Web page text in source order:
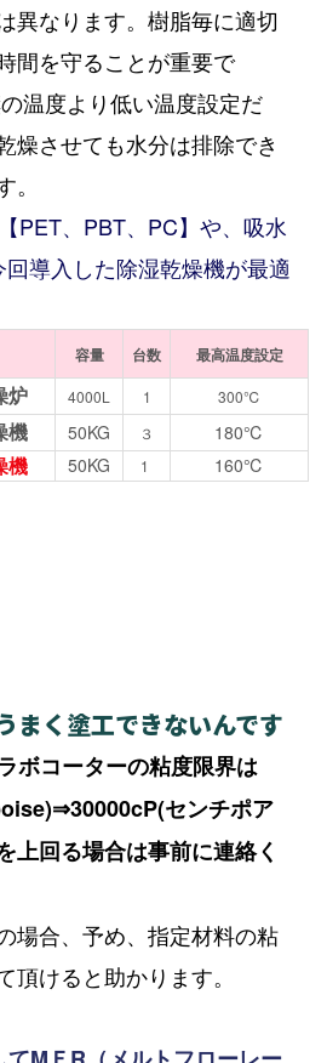
異なります。 樹脂毎に適切
間を守ることが重要で
温度より低い温度設定だ
燥させても水分は排除でき
PET、PBT、PC】や、吸水
回導入した除湿乾燥機が最適
容量 台数 最高温度設定
炉 4000L 1 300℃
機 50KG ３
180℃
機 50KG 1 160℃
まく塗工できないんです
ボコーターの粘度限界は
センチポア
上回る場合は事前に連絡く
場合、予め、指定材料の粘
頂けると助かります。